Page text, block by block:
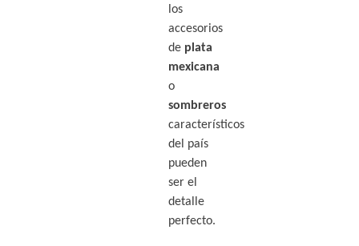
los
accesorios
de plata
mexicana
o
sombreros
característicos
del país
pueden
ser el
detalle
perfecto.